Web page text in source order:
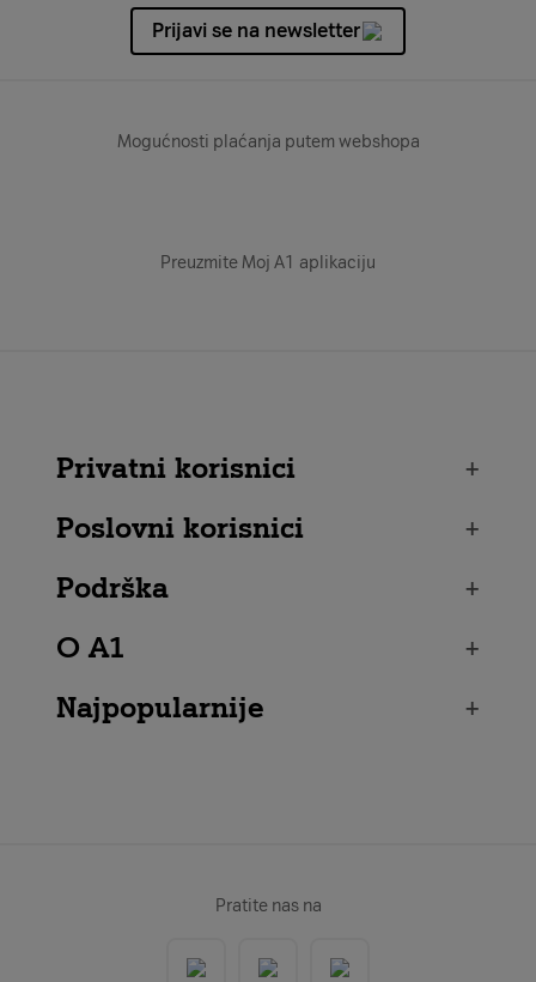
Prijavi se na newsletter
Mogućnosti plaćanja putem webshopa
Preuzmite Moj A1 aplikaciju
Privatni korisnici
+
Poslovni korisnici
+
Podrška
+
O A1
+
Najpopularnije
+
Pratite nas na